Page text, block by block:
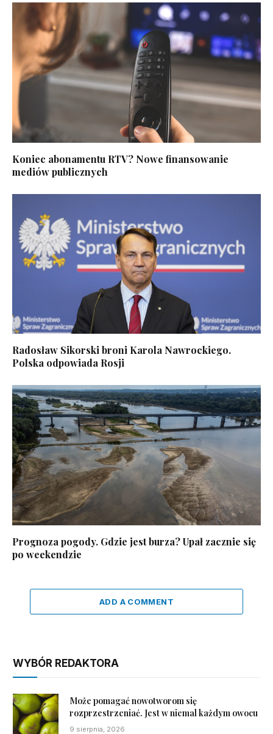
Koniec abonamentu RTV? Nowe finansowanie
mediów publicznych
Radosław Sikorski broni Karola Nawrockiego.
Polska odpowiada Rosji
Prognoza pogody. Gdzie jest burza? Upał zacznie się
po weekendzie
ADD A COMMENT
WYBÓR REDAKTORA
Może pomagać nowotworom się
rozprzestrzeniać. Jest w niemal każdym owocu
9 sierpnia, 2026